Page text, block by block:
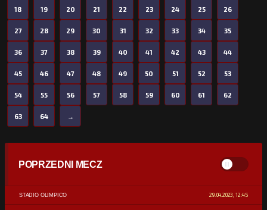
18 19 20 21 22 23 24 25 26
27 28 29 30 31 32 33 34 35
36 37 38 39 40 41 42 43 44
45 46 47 48 49 50 51 52 53
54 55 56 57 58 59 60 61 62
63 64 →
POPRZEDNI MECZ
STADIO OLIMPICO 29.04.2023, 12:45